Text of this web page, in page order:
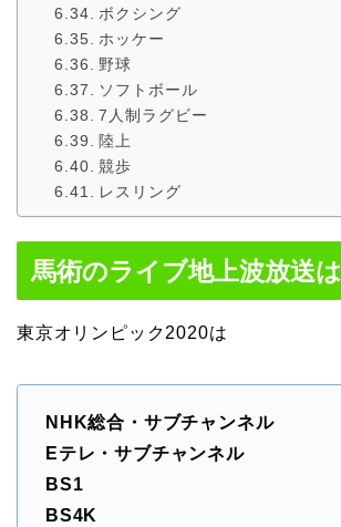
ボクシング
ホッケー
野球
ソフトボール
7人制ラグビー
陸上
競歩
レスリング
馬術のライブ地上波放送は
東京オリンピック2020は
NHK総合・サブチャンネル
Eテレ・サブチャンネル
BS1
BS4K